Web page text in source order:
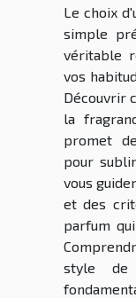
Le choix
simple
véritable
vos
Découvrir
la
promet
pour
vous
et des
parfum
style de